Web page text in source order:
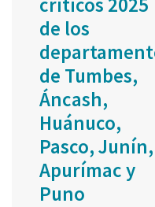
de los
de Tumbes,
Áncash,
Huánuco,
Pasco, Junín,
Apurímac y
Puno